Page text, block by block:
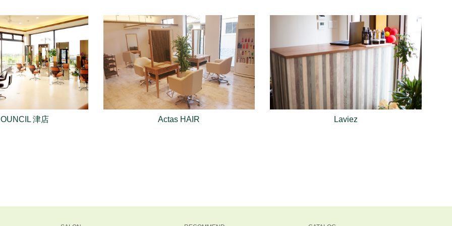
津店 Actas HAIR Laviez